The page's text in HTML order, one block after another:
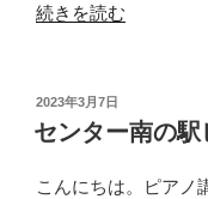
“横
楽
は
め
続きを読む
投
稿
日:
2023年3月7日
センター南の駅
こんにちは。ピアノ